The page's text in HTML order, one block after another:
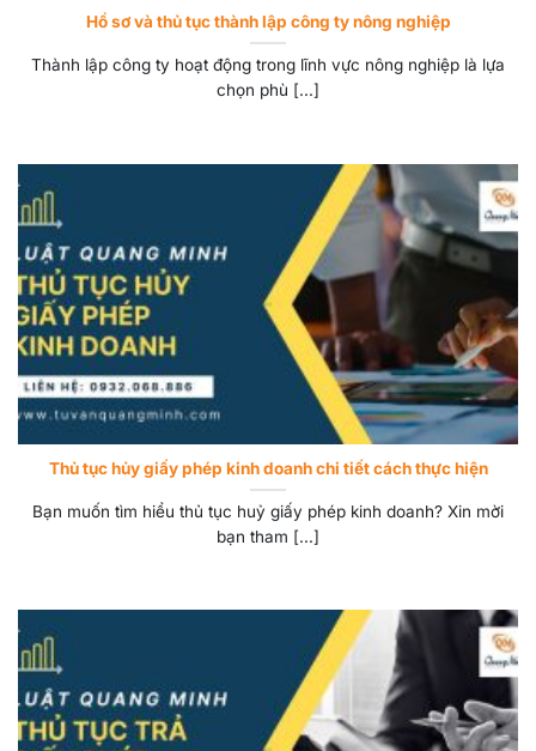
Hồ sơ và thủ tục thành lập công ty nông nghiệp
Thành lập công ty hoạt động trong lĩnh vực nông nghiệp là lựa
chọn phù [...]
Thủ tục hủy giấy phép kinh doanh chi tiết cách thực hiện
Bạn muốn tìm hiểu thủ tục huỷ giấy phép kinh doanh? Xin mời
bạn tham [...]